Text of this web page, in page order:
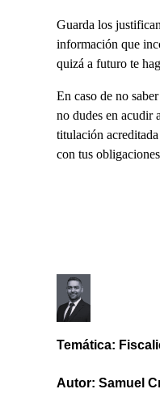
Guarda los
información que
quizá a futuro te
En caso de no
no dudes en acudir
titulación
con tus
Temática:
Autor: Samuel